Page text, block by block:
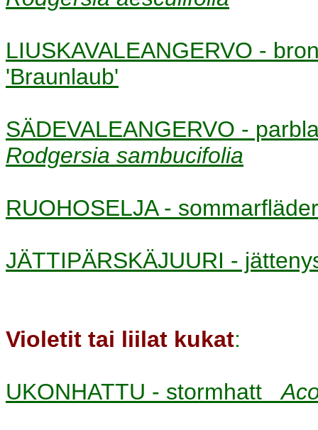
LIUSKAVALEANGERVO -
'Braunlaub'
SÄDEVALEANGERVO -
Rodgersia sambucifolia
RUOHOSELJA -
JÄTTIPÄRSKÄJUURI -
Violetit tai liilat kukat:
UKONHATTU - stormhatt